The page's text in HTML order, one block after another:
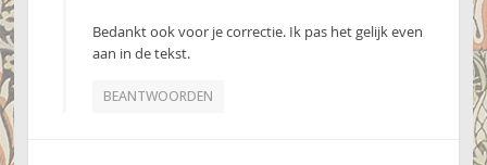
Bedankt ook voor je correctie. Ik pas het gelijk even
aan in de tekst.
BEANTWOORDEN